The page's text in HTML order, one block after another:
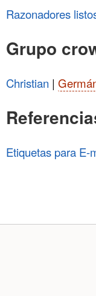
Razonadores
Grupo
Christian |
Etiquetas para E-